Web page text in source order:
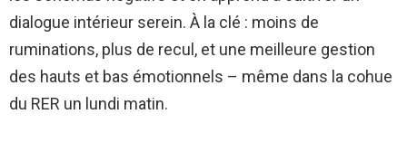
dialogue intérieur serein. À la clé : moins de
ruminations, plus de recul, et une meilleure gestion
des hauts et bas émotionnels – même dans la cohue
du RER un lundi matin.